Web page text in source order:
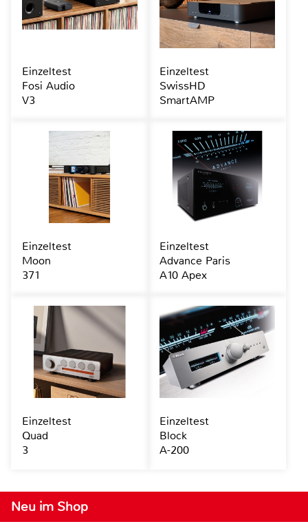
Neu im Shop
Einzeltest
Fosi Audio
V3
Einzeltest
SwissHD
SmartAMP
Einzeltest
Moon
371
Einzeltest
Advance Paris
A10 Apex
Einzeltest
Quad
3
Einzeltest
Block
A-200